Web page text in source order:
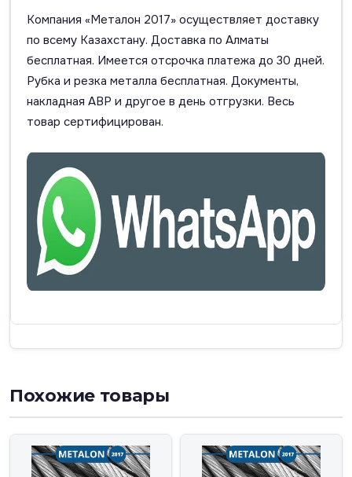
Компания «Металон 2017» осуществляет доставку
по всему Казахстану. Доставка по Алматы
бесплатная. Имеется отсрочка платежа до 30 дней.
Рубка и резка металла бесплатная. Документы,
накладная АВР и другое в день отгрузки. Весь
товар сертифицирован.
Похожие товары